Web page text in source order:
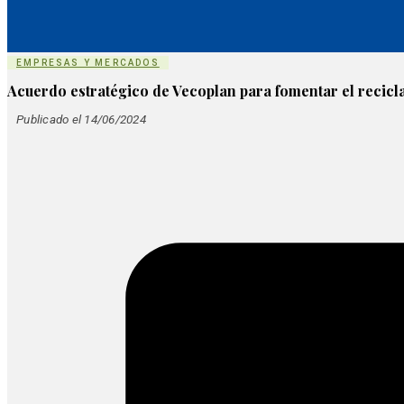
EMPRESAS Y MERCADOS
Acuerdo estratégico de Vecoplan para fomentar el
Publicado el 14/06/2024